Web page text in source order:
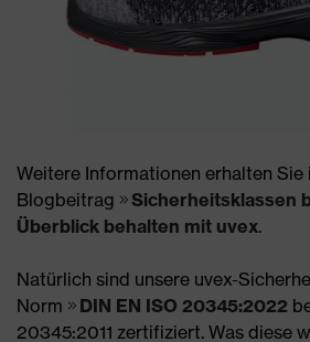
Weitere Informationen erhalten Sie
Blogbeitrag
Sicherheitsklassen
Überblick behalten mit uvex.
Natürlich sind unsere uvex-
Norm
DIN EN ISO 20345:2022
20345:2011 zertifiziert. Was diese